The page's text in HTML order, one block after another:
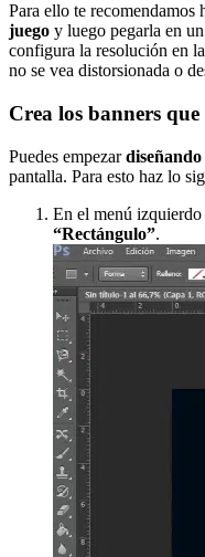
Para ello te recomendamos
juego y luego pegarla en
configura la resolución en
no se vea distorsionada o
Crea los banners que
Puedes empezar
pantalla. Para esto haz lo
En el menú
“Rectángulo”.